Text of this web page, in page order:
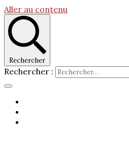
Aller au contenu
Rechercher
Rechercher :